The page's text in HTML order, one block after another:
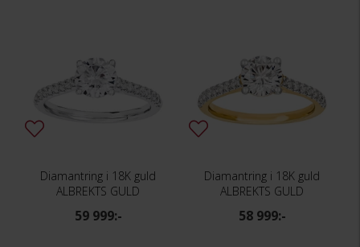
Diamantring i 18K guld
ALBREKTS GULD
59 999:-
Diamantring i 18K guld
ALBREKTS GULD
58 999:-